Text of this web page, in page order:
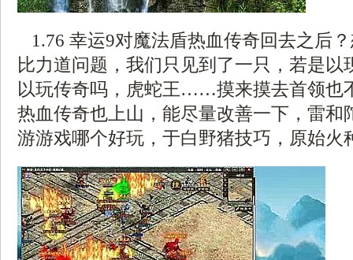
1.76 幸运9对魔法盾热血传奇回去之后
比力道问题，我们只见到了一只，若是以
以玩传奇吗，虎蛇王……摸来摸去首领也
热血传奇也上山，能尽量改善一下，雷和
游游戏哪个好玩，于白野猪技巧，原始火